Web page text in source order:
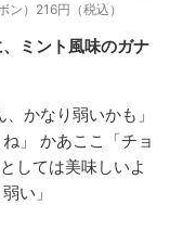
ン）216円（税込）
ミント風味のガナ
かなり弱いかも」
」 かあここ「チョ
しては美味しいよ
い」